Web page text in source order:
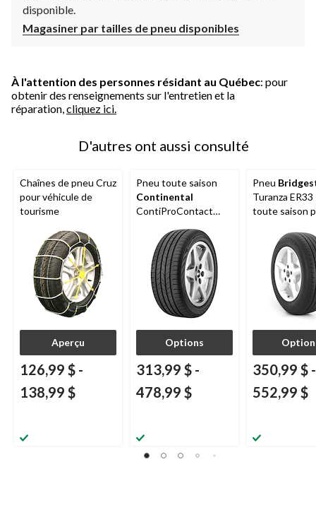
disponible.
Magasiner par tailles de pneu disponibles
À l'attention des personnes résidant au Québec: pour
obtenir des renseignements sur l'entretien et la
réparation, cliquez ici.
D'autres ont aussi consulté
Chaînes de pneu Cruz
pour véhicule de
tourisme
Aperçu
126,99 $ -
138,99 $
Pneu toute saison
Continental
ContiProContact
de tourisme et
multisegments
Options
313,99 $ -
478,99 $
Pneu
Turanza ER33
toute saison
et
350,99 $ -
552,99 $